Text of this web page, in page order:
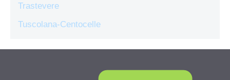
Trastevere
Tuscolana-Centocelle